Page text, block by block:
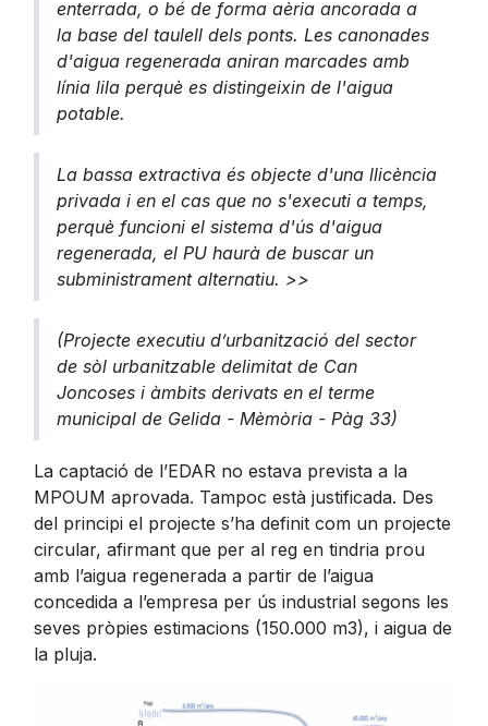
enterrada, o bé de forma aèria ancorada a
la base del taulell dels ponts. Les canonades
d'aigua regenerada aniran marcades amb
línia lila perquè es distingeixin de l'aigua
potable.
La bassa extractiva és objecte d'una llicència
privada i en el cas que no s'executi a temps,
perquè funcioni el sistema d'ús d'aigua
regenerada, el PU haurà de buscar un
subministrament alternatiu. >>
(Projecte executiu d’urbanització del sector
de sòl urbanitzable delimitat de Can
Joncoses i àmbits derivats en el terme
municipal de Gelida - Mèmòria - Pàg 33)
La captació de l’EDAR no estava prevista a la
MPOUM aprovada. Tampoc està justificada. Des
del principi el projecte s’ha definit com un projecte
circular, afirmant que per al reg en tindria prou
amb l’aigua regenerada a partir de l’aigua
concedida a l’empresa per ús industrial segons les
seves pròpies estimacions (150.000 m3), i aigua de
la pluja.